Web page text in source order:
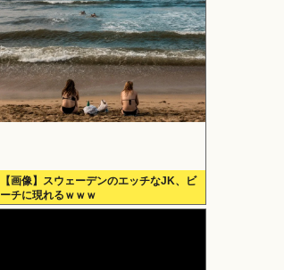
【画像】スウェーデンのエッチなJK、ビ
ーチに現れるｗｗｗ